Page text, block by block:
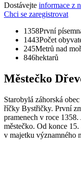
Dostávejte informace z
Chci se zaregistrovat
1358První
1443Počet
245Metrů nad
846hektarů
Městečko
Starobylá záhorská
říčky Bystřičky. První
pramenech v roce
městečko. Od konce
v majetku významného